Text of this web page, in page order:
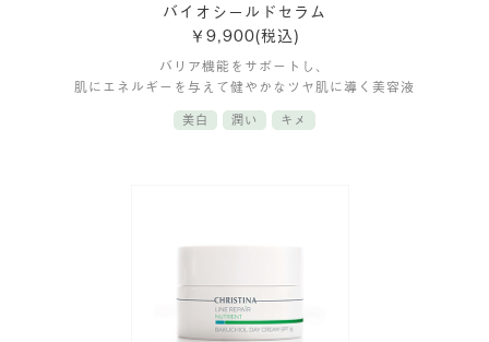
バイオシールドセラム
￥9,900(税込)
バリア機能をサポートし、
肌にエネルギーを与えて健やかなツヤ肌に導く美容液
美白 潤い キメ